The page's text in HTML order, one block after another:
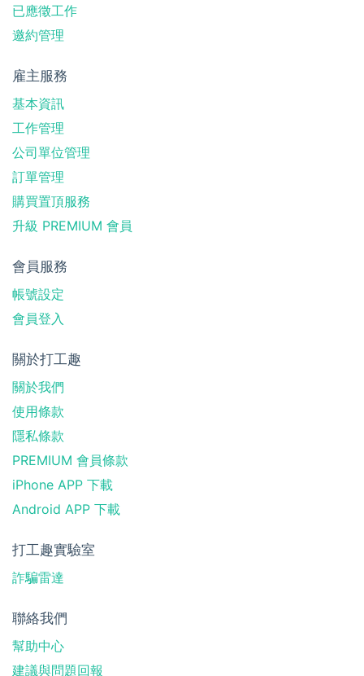
已應徵工作
邀約管理
雇主服務
基本資訊
工作管理
公司單位管理
訂單管理
購買置頂服務
升級 PREMIUM 會員
會員服務
帳號設定
會員登入
關於打工趣
關於我們
使用條款
隱私條款
PREMIUM 會員條款
iPhone APP 下載
Android APP 下載
打工趣實驗室
詐騙雷達
聯絡我們
幫助中心
建議與問題回報